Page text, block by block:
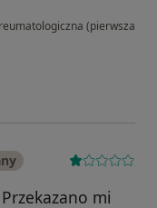
(pierwsza
mi